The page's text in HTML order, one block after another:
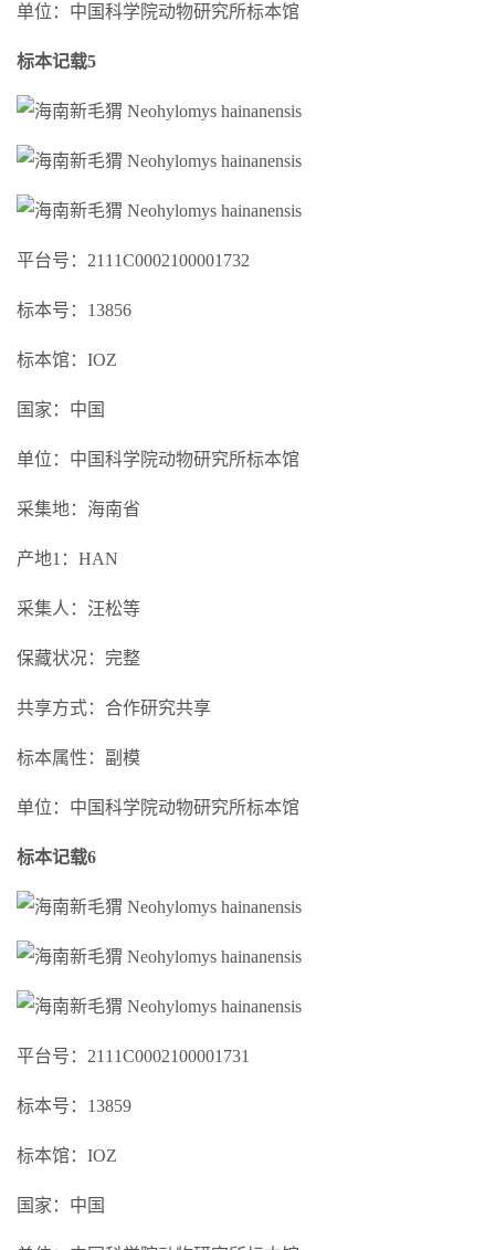
单位：中国科学院动物研究所标本馆
标本记载5
平台号：2111C0002100001732
标本号：13856
标本馆：IOZ
国家：中国
单位：中国科学院动物研究所标本馆
采集地：海南省
产地1：HAN
采集人：汪松等
保藏状况：完整
共享方式：合作研究共享
标本属性：副模
单位：中国科学院动物研究所标本馆
标本记载6
平台号：2111C0002100001731
标本号：13859
标本馆：IOZ
国家：中国